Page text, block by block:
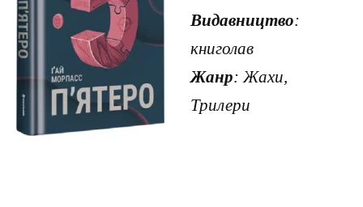
Видавництво:
книголав
Жанр: Жахи,
Трилери